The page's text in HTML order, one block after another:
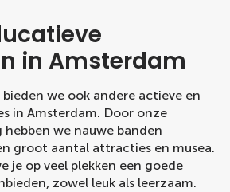
in Amsterdam
we ook andere actieve en
in Amsterdam. Door onze
we nauwe banden
groot aantal attracties en musea.
je op veel plekken een goede
zowel leuk als leerzaam.